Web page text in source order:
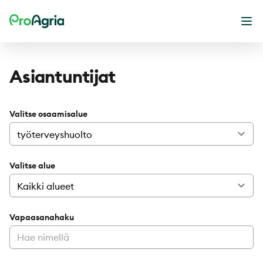
ProAgria
Asiantuntijat
Valitse osaamisalue
Valitse alue
Vapaasanahaku